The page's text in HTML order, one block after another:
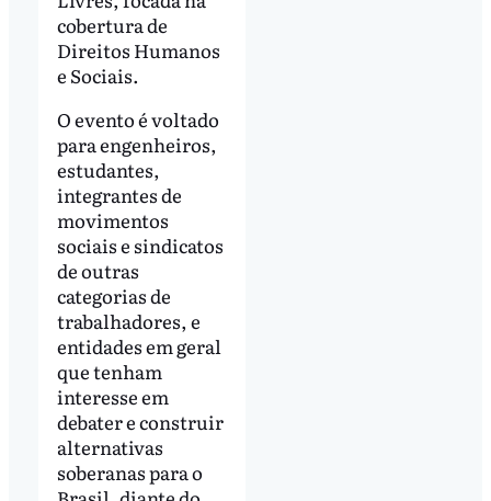
cobertura de
Direitos Humanos
e Sociais.
O evento é voltado
para engenheiros,
estudantes,
integrantes de
movimentos
sociais e sindicatos
de outras
categorias de
trabalhadores, e
entidades em geral
que tenham
interesse em
debater e construir
alternativas
soberanas para o